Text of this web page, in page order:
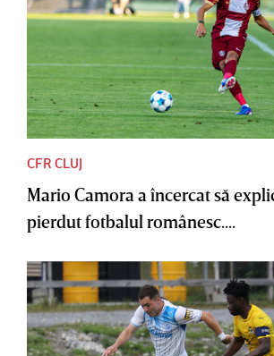
CFR CLUJ
Mario Camora a încercat să
pierdut fotbalul românesc....